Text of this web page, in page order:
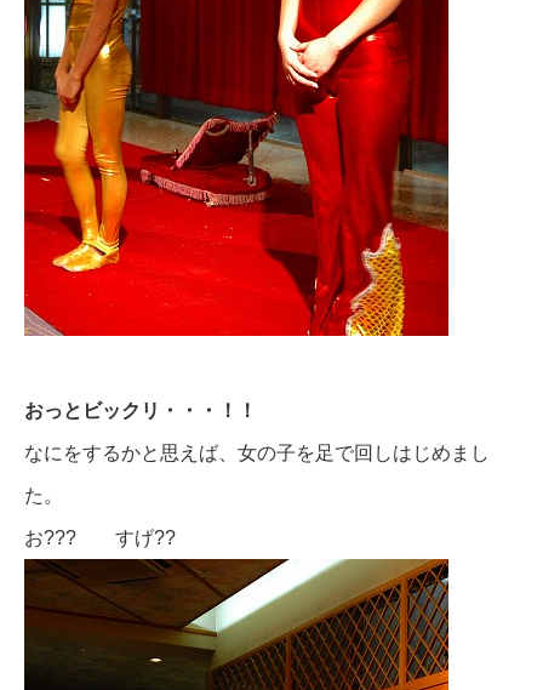
おっとビックリ・・・！！
なにをするかと思えば、女の子を足で回しはじめまし
た。
お??? すげ??